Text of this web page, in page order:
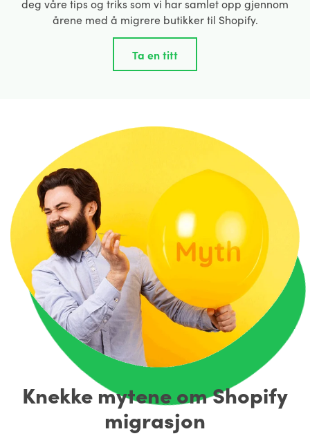
deg våre tips og triks som vi har samlet opp gjennom
årene med å migrere butikker til Shopify.
Ta en titt
Knekke mytene om Shopify
migrasjon